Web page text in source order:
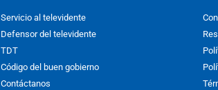
Servicio al televidente
Defensor del televidente
TDT
Código del buen gobierno
Contáctanos